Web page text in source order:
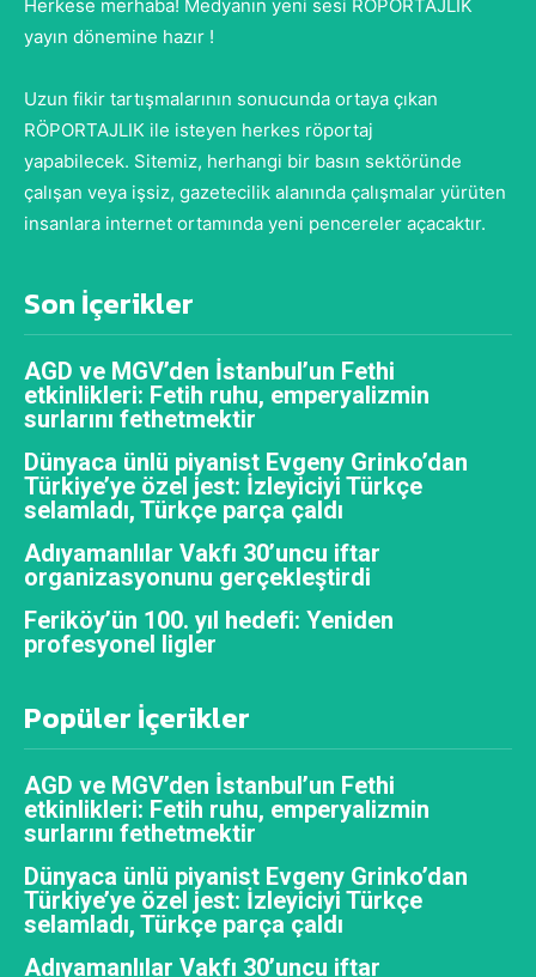
Herkese merhaba! Medyanın yeni sesi RÖPORTAJLIK
yayın dönemine hazır !
Uzun fikir tartışmalarının sonucunda ortaya çıkan
RÖPORTAJLIK ile isteyen herkes röportaj
yapabilecek. Sitemiz, herhangi bir basın sektöründe
çalışan veya işsiz, gazetecilik alanında çalışmalar yürüten
insanlara internet ortamında yeni pencereler açacaktır.
Son İçerikler
AGD ve MGV’den İstanbul’un Fethi
etkinlikleri: Fetih ruhu, emperyalizmin
surlarını fethetmektir
Dünyaca ünlü piyanist Evgeny Grinko’dan
Türkiye’ye özel jest: İzleyiciyi Türkçe
selamladı, Türkçe parça çaldı
Adıyamanlılar Vakfı 30’uncu iftar
organizasyonunu gerçekleştirdi
Feriköy’ün 100. yıl hedefi: Yeniden
profesyonel ligler
Popüler İçerikler
AGD ve MGV’den İstanbul’un Fethi
etkinlikleri: Fetih ruhu, emperyalizmin
surlarını fethetmektir
Dünyaca ünlü piyanist Evgeny Grinko’dan
Türkiye’ye özel jest: İzleyiciyi Türkçe
selamladı, Türkçe parça çaldı
Adıyamanlılar Vakfı 30’uncu iftar